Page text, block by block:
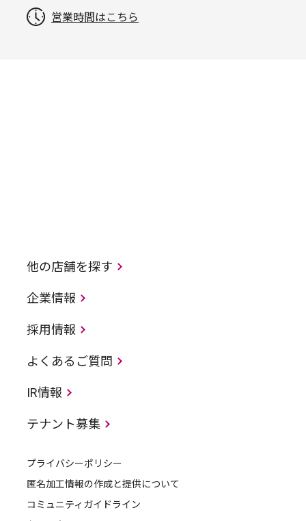
営業時間はこちら
他の店舗を探す
企業情報
採用情報
よくあるご質問
IR情報
テナント募集
プライバシーポリシー
匿名加工情報の作成と提供について
コミュニティガイドライン